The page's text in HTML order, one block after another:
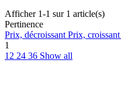
Afficher 1-1 sur 1 article(s)
Pertinence
Prix, décroissantPrix, croissant
1
12 24 36 Show all